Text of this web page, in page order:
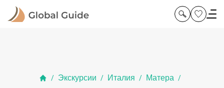
/ Экскурсии / Италия / Матера /